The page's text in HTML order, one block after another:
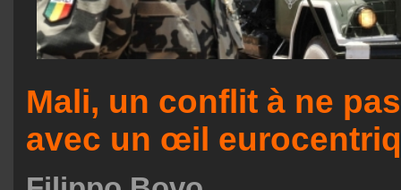
Mali, un conflit à ne
avec un œil